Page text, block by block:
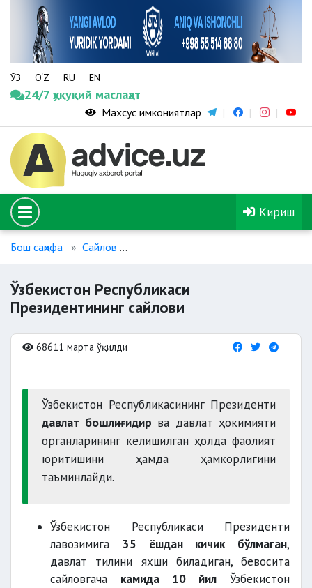
ЎЗ O‘Z RU EN
24/7 ҳуқуқий маслаҳат
Махсус имкониятлар
Кириш
Бош саҳифа Сайлов
Ўзбекистон Республикаси
Президентининг сайлови
68611 марта ўқилди
Ўзбекистон Республикасининг Президенти
давлат бошлиғидир ва давлат ҳокимияти
органларининг келишилган ҳолда фаолият
юритишини ҳамда ҳамкорлигини
таъминлайди.
Ўзбекистон Республикаси Президенти
лавозимига 35 ёшдан кичик бўлмаган,
давлат тилини яхши биладиган, бевосита
сайловгача камида 10 йил Ўзбекистон